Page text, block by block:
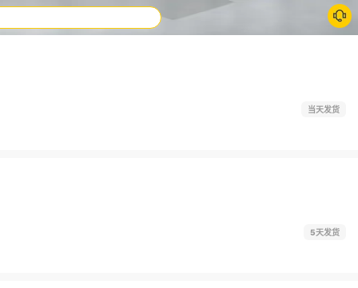
当天发货
5天发货